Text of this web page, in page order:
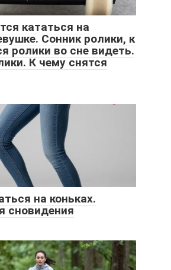
кататься на
Cонник ролики, к
ролики во сне видеть.
К чему снятся
на коньках.
сновидения